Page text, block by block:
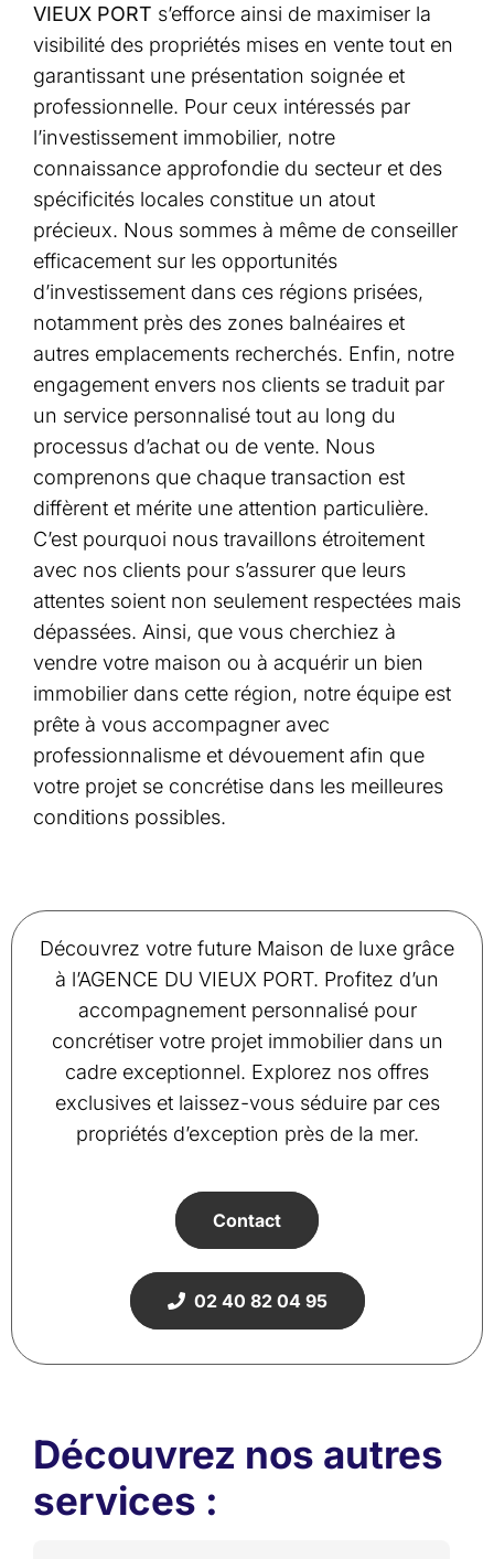
VIEUX PORT s’efforce ainsi de maximiser la
visibilité des propriétés mises en vente tout en
garantissant une présentation soignée et
professionnelle. Pour ceux intéressés par
l’investissement immobilier, notre
connaissance approfondie du secteur et des
spécificités locales constitue un atout
précieux. Nous sommes à même de conseiller
efficacement sur les opportunités
d’investissement dans ces régions prisées,
notamment près des zones balnéaires et
autres emplacements recherchés. Enfin, notre
engagement envers nos clients se traduit par
un service personnalisé tout au long du
processus d’achat ou de vente. Nous
comprenons que chaque transaction est
diffèrent et mérite une attention particulière.
C’est pourquoi nous travaillons étroitement
avec nos clients pour s’assurer que leurs
attentes soient non seulement respectées mais
dépassées. Ainsi, que vous cherchiez à
vendre votre maison ou à acquérir un bien
immobilier dans cette région, notre équipe est
prête à vous accompagner avec
professionnalisme et dévouement afin que
votre projet se concrétise dans les meilleures
conditions possibles.
Découvrez votre future Maison de luxe grâce
à l’AGENCE DU VIEUX PORT. Profitez d’un
accompagnement personnalisé pour
concrétiser votre projet immobilier dans un
cadre exceptionnel. Explorez nos offres
exclusives et laissez-vous séduire par ces
propriétés d’exception près de la mer.
Contact
02 40 82 04 95
Découvrez nos autres
services :